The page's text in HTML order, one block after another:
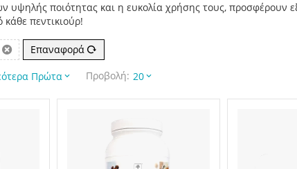
υψηλής ποιότητας και η ευκολία χρήσης τους, προσφέρουν
πεντικιούρ!
Επαναφορά
Πρώτα Προβολή: 20